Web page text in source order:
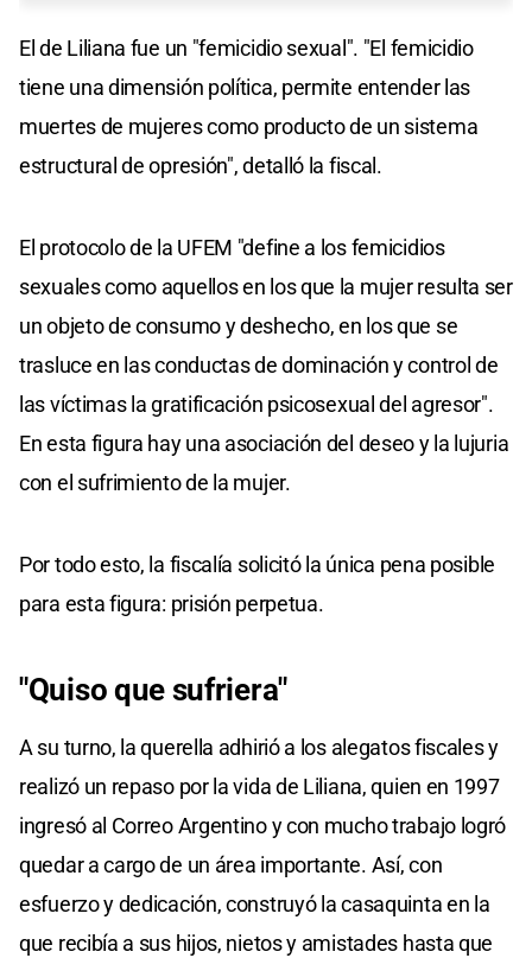
El de Liliana fue un "femicidio sexual". "El femicidio
tiene una dimensión política, permite entender las
muertes de mujeres como producto de un sistema
estructural de opresión", detalló la fiscal.
El protocolo de la UFEM "define a los femicidios
sexuales como aquellos en los que la mujer resulta ser
un objeto de consumo y deshecho, en los que se
trasluce en las conductas de dominación y control de
las víctimas la gratificación psicosexual del agresor".
En esta figura hay una asociación del deseo y la lujuria
con el sufrimiento de la mujer.
Por todo esto, la fiscalía solicitó la única pena posible
para esta figura: prisión perpetua.
"Quiso que sufriera"
A su turno, la querella adhirió a los alegatos fiscales y
realizó un repaso por la vida de Liliana, quien en 1997
ingresó al Correo Argentino y con mucho trabajo logró
quedar a cargo de un área importante. Así, con
esfuerzo y dedicación, construyó la casaquinta en la
que recibía a sus hijos, nietos y amistades hasta que